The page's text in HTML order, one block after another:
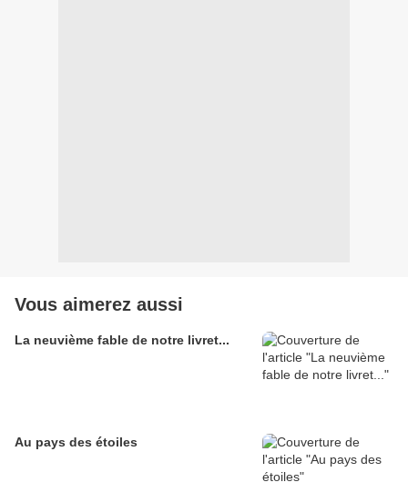
Vous aimerez aussi
La neuvième fable de notre livret...
Au pays des étoiles